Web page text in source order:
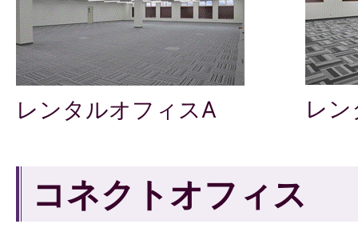
レンタルオフィスA レ
コネクトオフィス